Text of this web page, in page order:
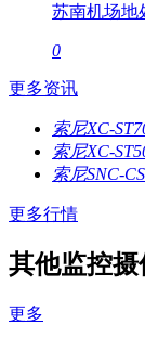
苏南机场地
0
更多资讯
索尼XC-
索尼XC-
索尼SNC-
更多行情
其他监控
更多